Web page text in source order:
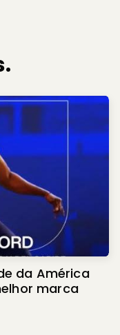
da América
marca